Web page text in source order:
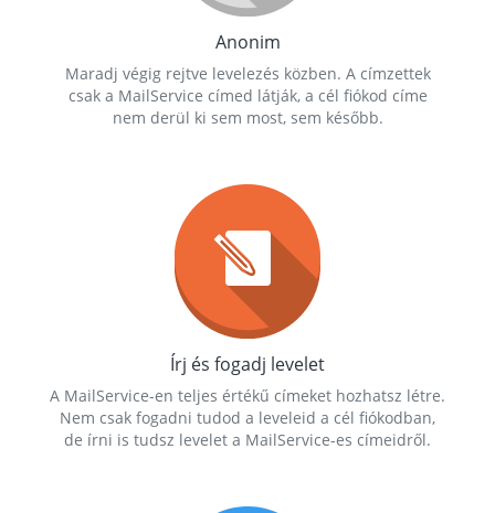
Anonim
Maradj végig rejtve levelezés közben. A címzettek
csak a MailService címed látják, a cél fiókod címe
nem derül ki sem most, sem később.
Írj és fogadj levelet
A MailService-en teljes értékű címeket hozhatsz létre.
Nem csak fogadni tudod a leveleid a cél fiókodban,
de írni is tudsz levelet a MailService-es címeidről.